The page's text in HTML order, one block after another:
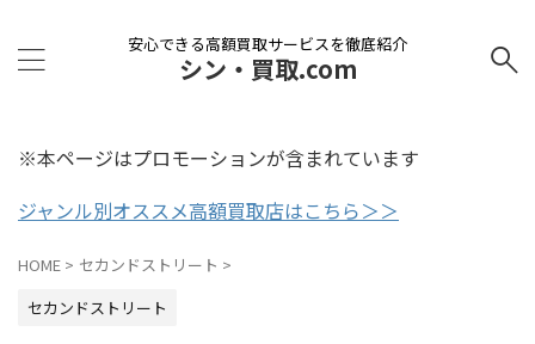
安心できる高額買取サービスを徹底紹介
シン・買取.com
※本ページはプロモーションが含まれています
ジャンル別オススメ高額買取店はこちら＞＞
HOME > セカンドストリート >
セカンドストリート